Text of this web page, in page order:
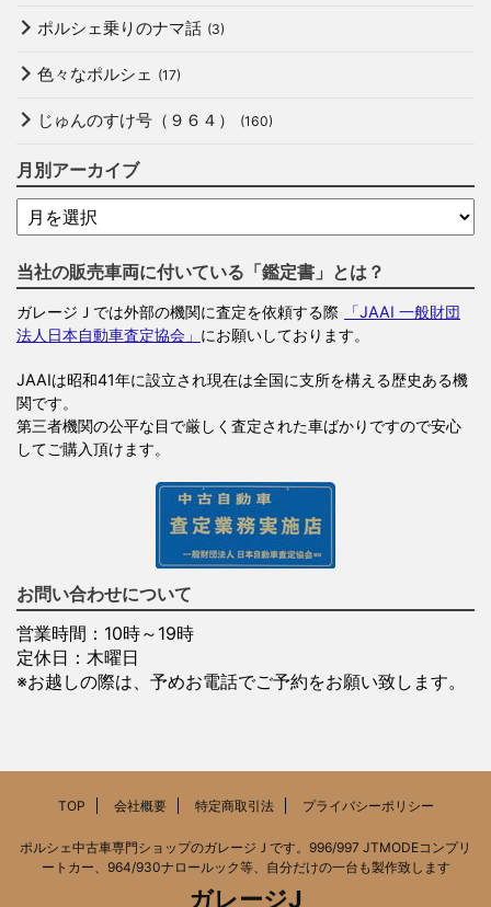
ポルシェ乗りのナマ話 (3)
色々なポルシェ (17)
じゅんのすけ号（９６４） (160)
月別アーカイブ
当社の販売車両に付いている「鑑定書」とは？
ガレージＪでは外部の機関に査定を依頼する際
「JAAI 一般財団
法人日本自動車査定協会」 にお願いしております。
JAAIは昭和41年に設立され現在は全国に支所を構える歴史ある機
関です。
第三者機関の公平な目で厳しく査定された車ばかりですので安心
してご購入頂けます。
お問い合わせについて
営業時間：10時～19時
定休日：木曜日
※お越しの際は、予めお電話でご予約をお願い致します。
TOP 会社概要 特定商取引法 プライバシーポリシー
ポルシェ中古車専門ショップのガレージＪです。996/997 JTMODEコンプリ
ートカー、964/930ナロールック等、自分だけの一台も製作致します
ガレージJ